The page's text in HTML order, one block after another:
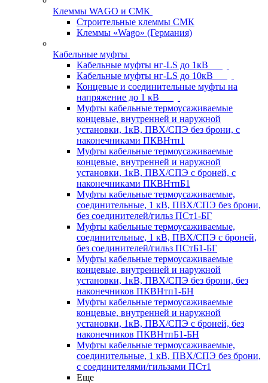
Клеммы WAGO и СМК
Строительные клеммы СМК
Клеммы «Wago» (Германия)
Кабельные муфты
Кабельные муфты нг-LS до 1кВ
Кабельные муфты нг-LS до 10кВ
Концевые и соединительные муфты на
напряжение до 1 кВ
Муфты кабельные термоусаживаемые
концевые, внутренней и наружной
установки, 1кВ, ПВХ/СПЭ без брони, с
наконечниками ПКВНтп1
Муфты кабельные термоусаживаемые
концевые, внутренней и наружной
установки, 1кВ, ПВХ/СПЭ с броней, с
наконечниками ПКВНтпБ1
Муфты кабельные термоусаживаемые,
соединительные, 1 кВ, ПВХ/СПЭ без брони,
без соединителей/гильз ПСт1-БГ
Муфты кабельные термоусаживаемые,
соединительные, 1 кВ, ПВХ/СПЭ с броней,
без соединителей/гильз ПСтБ1-БГ
Муфты кабельные термоусаживаемые
концевые, внутренней и наружной
установки, 1кВ, ПВХ/СПЭ без брони, без
наконечников ПКВНтп1-БН
Муфты кабельные термоусаживаемые
концевые, внутренней и наружной
установки, 1кВ, ПВХ/СПЭ с броней, без
наконечников ПКВНтпБ1-БН
Муфты кабельные термоусаживаемые,
соединительные, 1 кВ, ПВХ/СПЭ без брони,
с соединителями/гильзами ПСт1
Еще